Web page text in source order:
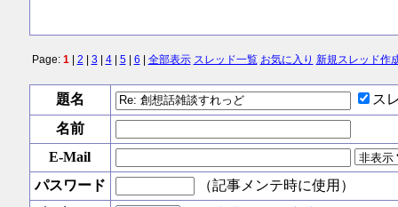
Page: 1| 2 3 4| 5| 6 全部表示 スレッド一覧 お気に入り 新規スレッド作
題名
ス
名前
E-Mail
パスワード
（記事メンテ時に使用）